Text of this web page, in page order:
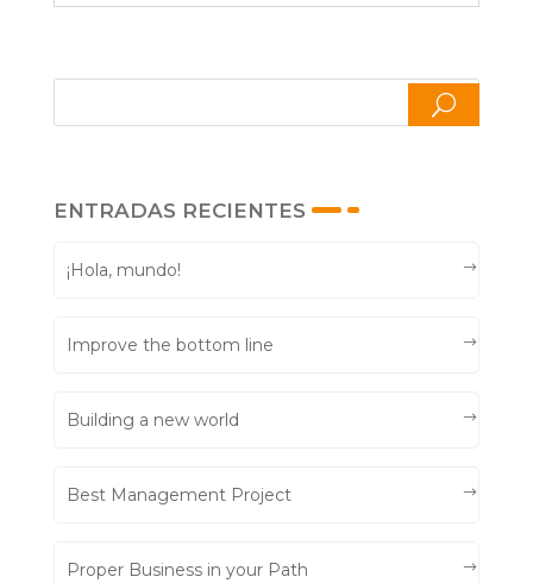
ENTRADAS RECIENTES
¡Hola, mundo!
Improve the bottom line
Building a new world
Best Management Project
Proper Business in your Path